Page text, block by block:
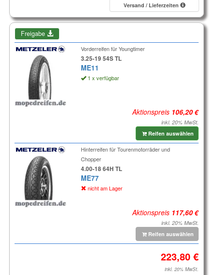
Versand / Lieferzeiten
Freigabe
Vorderreifen für Youngtimer
3.25-19 54S TL
ME11
1 x verfügbar
Aktionspreis
inkl. 20% MwSt.
Reifen auswählen
Hinterreifen für Tourenmotorräder und
Chopper
4.00-18 64H TL
ME77
nicht am Lager
Aktionspreis
inkl. 20% MwSt.
Reifen auswählen
inkl. 20% MwSt.